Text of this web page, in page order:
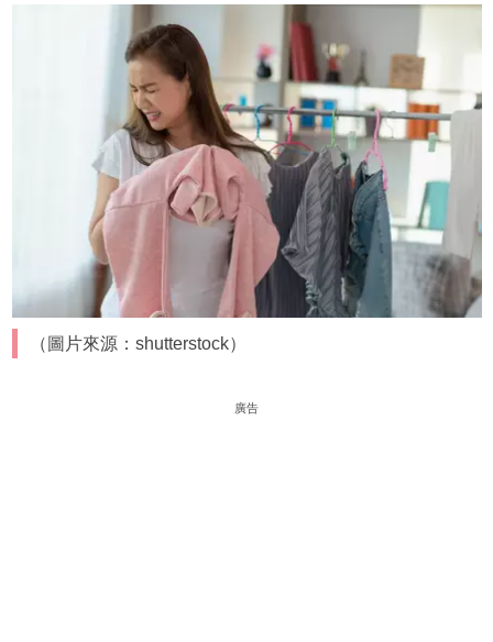
（圖片來源：shutterstock）
廣告